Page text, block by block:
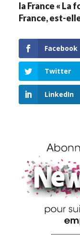
la France « La
France, est-
Facebook
Twitter
LinkedIn